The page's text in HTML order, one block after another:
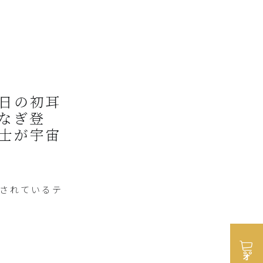
の初耳
ぎ登
が宇宙
れているテ